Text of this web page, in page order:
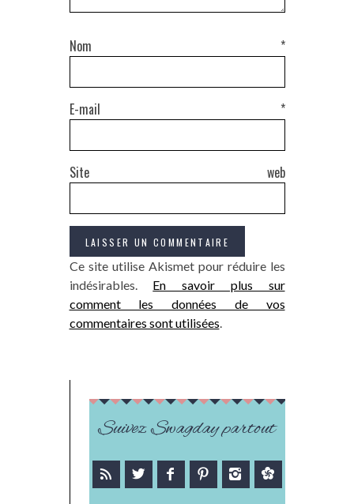
Nom *
E-mail *
Site web
Ce site utilise Akismet pour réduire les
indésirables. En savoir plus sur
comment les données de vos
commentaires sont utilisées.
Suivez Swagday partout